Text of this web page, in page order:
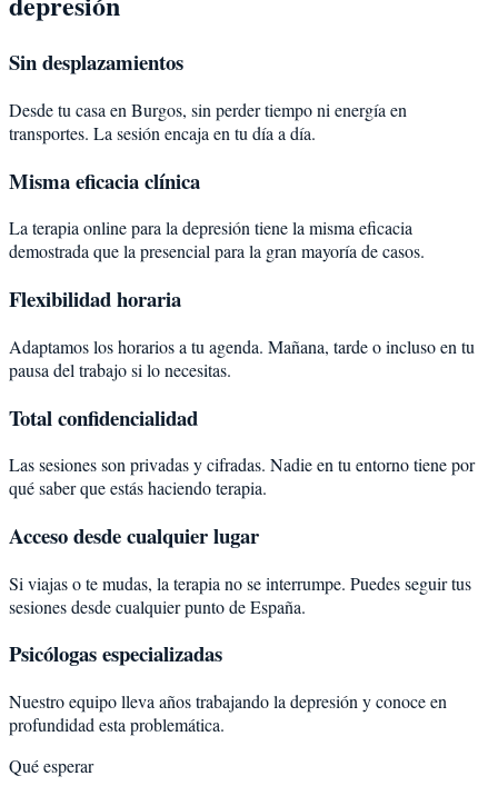
Sin desplazamientos
Desde tu casa en Burgos, sin perder tiempo ni energía en
transportes. La sesión encaja en tu día a día.
Misma eficacia clínica
La terapia online para la depresión tiene la misma eficacia
demostrada que la presencial para la gran mayoría de casos.
Flexibilidad horaria
Adaptamos los horarios a tu agenda. Mañana, tarde o incluso en tu
pausa del trabajo si lo necesitas.
Total confidencialidad
Las sesiones son privadas y cifradas. Nadie en tu entorno tiene por
qué saber que estás haciendo terapia.
Acceso desde cualquier lugar
Si viajas o te mudas, la terapia no se interrumpe. Puedes seguir tus
sesiones desde cualquier punto de España.
Psicólogas especializadas
Nuestro equipo lleva años trabajando la depresión y conoce en
profundidad esta problemática.
Qué esperar